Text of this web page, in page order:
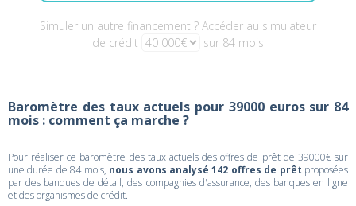
Simuler un autre financement ? Accéder au simulateur
de crédit
sur 84 mois
Baromètre des taux actuels pour 39000 euros sur 84
mois : comment ça marche ?
Pour réaliser ce baromètre des taux actuels des offres de prêt de 39000€ sur
une durée de 84 mois, nous avons analysé 142 offres de prêt proposées
par des banques de détail, des compagnies d'assurance, des banques en ligne
et des organismes de crédit.